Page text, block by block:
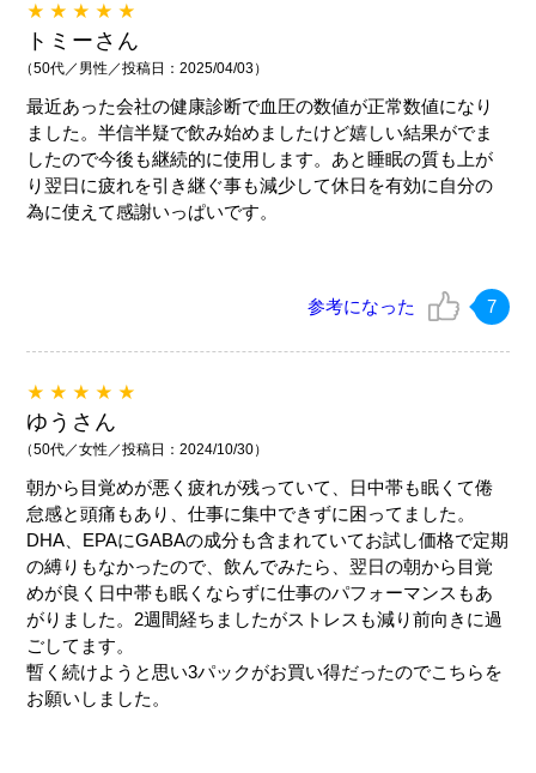
★★★★★
トミーさん
（50代／男性／投稿日：2025/04/03）
最近あった会社の健康診断で血圧の数値が正常数値になり
ました。半信半疑で飲み始めましたけど嬉しい結果がでま
したので今後も継続的に使用します。あと睡眠の質も上が
り翌日に疲れを引き継ぐ事も減少して休日を有効に自分の
為に使えて感謝いっぱいです。
参考になった 7
★★★★★
ゆうさん
（50代／女性／投稿日：2024/10/30）
朝から目覚めが悪く疲れが残っていて、日中帯も眠くて倦
怠感と頭痛もあり、仕事に集中できずに困ってました。
DHA、EPAにGABAの成分も含まれていてお試し価格で定期
の縛りもなかったので、飲んでみたら、翌日の朝から目覚
めが良く日中帯も眠くならずに仕事のパフォーマンスもあ
がりました。2週間経ちましたがストレスも減り前向きに過
ごしてます。
暫く続けようと思い3パックがお買い得だったのでこちらを
お願いしました。